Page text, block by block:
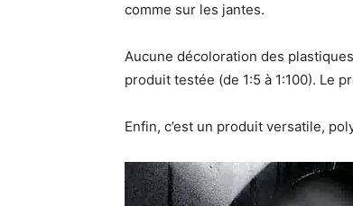
comme sur les jantes.
Aucune décoloration des
produit testée (de 1:5 à 1:100). Le
Enfin, c’est un produit versatile,